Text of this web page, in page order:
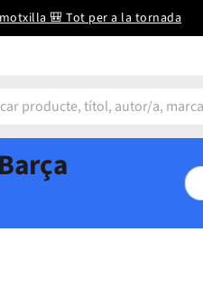
🎒 Tot per a la tornada